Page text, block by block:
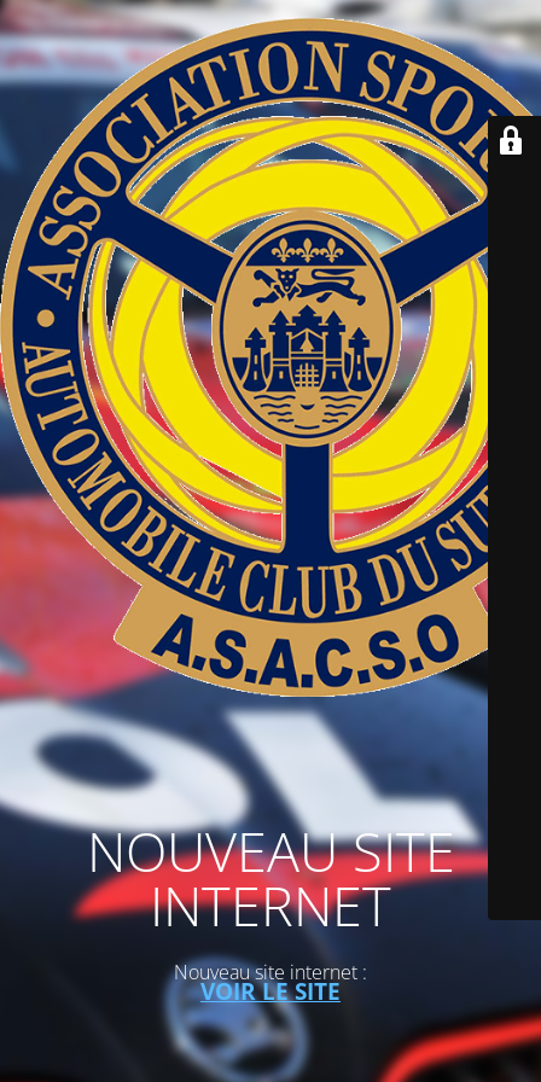
NOUVEAU SITE
INTERNET
Nouveau site internet :
VOIR LE SITE